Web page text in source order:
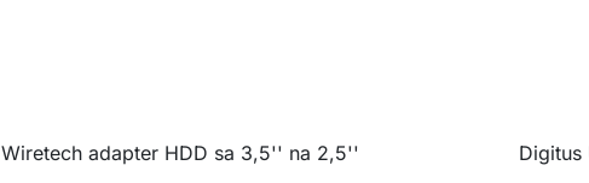
 Brzi pregled
Wiretech adapter HDD sa 3,5'' na 2,5'' Digitus